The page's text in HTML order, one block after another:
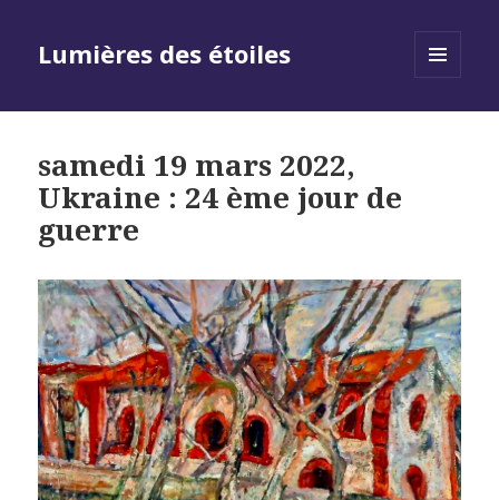
Lumières des étoiles
samedi 19 mars 2022,
Ukraine : 24 ème jour de
guerre